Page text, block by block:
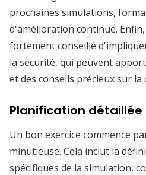
prochaines simulations,
d'amélioration continue.
fortement conseillé
la sécurité, qui peuvent
et des conseils précieux sur la
Planification détaillée
Un bon exercice commence
minutieuse. Cela inclut la
spécifiques de la simulation,